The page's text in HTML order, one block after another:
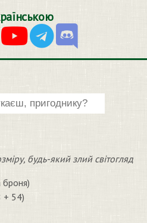
будь-який злий світогляд
+ 54)